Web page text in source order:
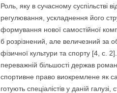
Роль, яку в сучасному суспільстві
регулювання, ускладнення його
формування нової самостійної
б розрізнений, але величезний за
фізичної культури та спорту [4, с.
переважній більшості держав
спортивне право виокремлене як
готують спеціалістів у даній